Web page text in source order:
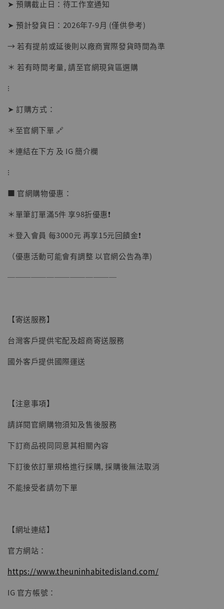
【店內現貨】海賊王 系列蒐藏雕像 布魯克達
NT$ 1,870
加購優惠【讓子彈飛 鵝城縣長 張麻子 [BK01]】
【現貨】BJSTUDIO 1/6系列可動蒐藏人偶 讓
NT$ 4,980
NT$ 5,300
➤ 預購截止日：待工作室通知
➤ 預計發貨日：2026年7-9月 (僅供參考)
→ 若有提前或延後則以廠商實際發貨時間為準
＊ 若有時間考量, 請至官網現貨區選購
⁝
➤ 訂購方式：
＊至官網下單 🔗
＊連結在下方 及 IG 簡介欄
⁝
■ 官網購物優惠：
＊單筆訂單滿5件 享98折優惠❗️
＊登入會員 每3000元 再享15元回饋金❗️
（優惠活動可能會有調整 以官網公告為準)
──────────────
【寄送服務】
台灣客戶提供宅配及超商寄送服務
國外客戶提供國際運送
【注意事項】
請詳閱官網購物須知及售後服務
下訂商品視同同意其相關內容
下訂後依訂單規格進行採購, 採購後無法取消
不能接受者請勿下單
【網址連結】
官方網站：
https://www.theuninhabitedisland.com/
IG 官方帳號：